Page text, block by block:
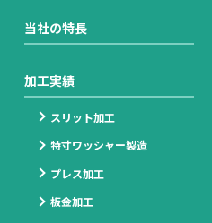
当社の特長
加工実績
スリット加工
特寸ワッシャー製造
プレス加工
板金加工